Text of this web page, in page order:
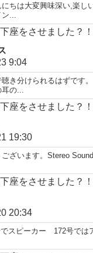
ちは大変興味深い,楽し
...
座をさせました？！
9:04
き分けられるはずです
耳の...
座をさせました？！
19:30
ざいます。Stereo
座をさせました？！
20:34
スピーカー 172号では